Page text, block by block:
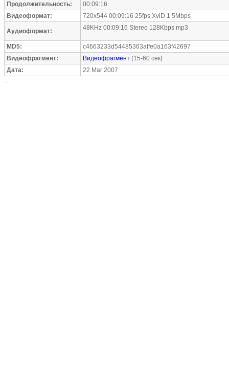
Продолжительность:
00:09:16
Видеоформат:
720x544 00:09:16 25fps XviD 1.5Mbps
Аудиоформат: 48KHz 00:09:16 Stereo 128Kbps mp3
MD5:
c4663233d54485363affe0a163f42697
Видеофрагмент:
Видеофрагмент (15-60 сек)
Дата:
22 Mar 2007